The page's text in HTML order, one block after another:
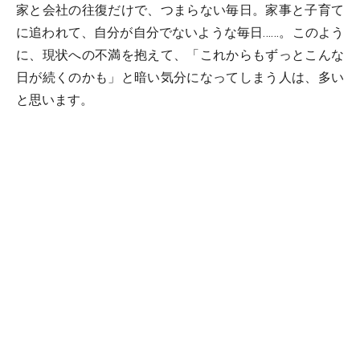
家と会社の往復だけで、つまらない毎日。家事と子育て
に追われて、自分が自分でないような毎日……。このよう
に、現状への不満を抱えて、「これからもずっとこんな
日が続くのかも」と暗い気分になってしまう人は、多い
と思います。